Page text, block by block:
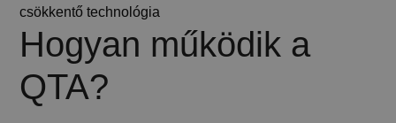
csökkentő technológia
Hogyan működik a
QTA?